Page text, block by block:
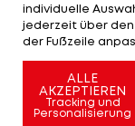
Oliver
Tour
individuelle
jederzeit über den
der Fußzeile
ALLE
AKZEPTIEREN
Tracking und
Personalisierung